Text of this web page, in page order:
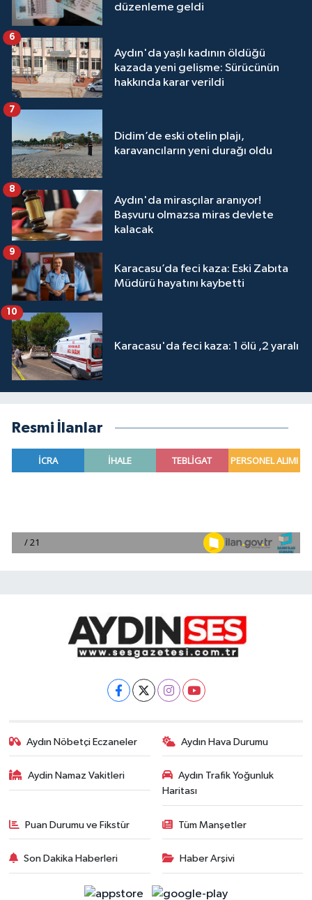
düzenleme geldi
Aydın'da yaşlı kadının öldüğü
kazada yeni gelişme: Sürücünün
hakkında karar verildi
6
Didim’de eski otelin plajı,
karavancıların yeni durağı oldu
7
Aydın'da mirasçılar aranıyor!
Başvuru olmazsa miras devlete
kalacak
8
Karacasu’da feci kaza: Eski Zabıta
Müdürü hayatını kaybetti
9
Karacasu'da feci kaza: 1 ölü ,2 yaralı
10
Resmi İlanlar
Aydın Nöbetçi Eczaneler Aydın Hava Durumu
Aydin Namaz Vakitleri
Aydın Trafik Yoğunluk
Haritası
Puan Durumu ve Fikstür Tüm Manşetler
Son Dakika Haberleri Haber Arşivi